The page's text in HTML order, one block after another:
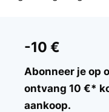
-10 €
Abonneer je op
ontvang 10 €*
aankoop.